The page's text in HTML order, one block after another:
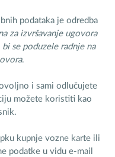
podataka je odredba
za izvršavanje ugovora
se poduzele radnje na
.
i sami odlučujete
možete koristiti kao
kupnje vozne karte ili
podatke u vidu e-mail